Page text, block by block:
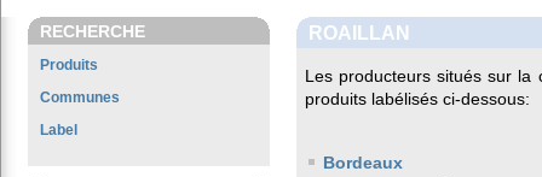
RECHERCHE
Produits
Communes
Label
ROAILLAN
Les producteurs situés sur la
produits labélisés ci-dessous:
Bordeaux